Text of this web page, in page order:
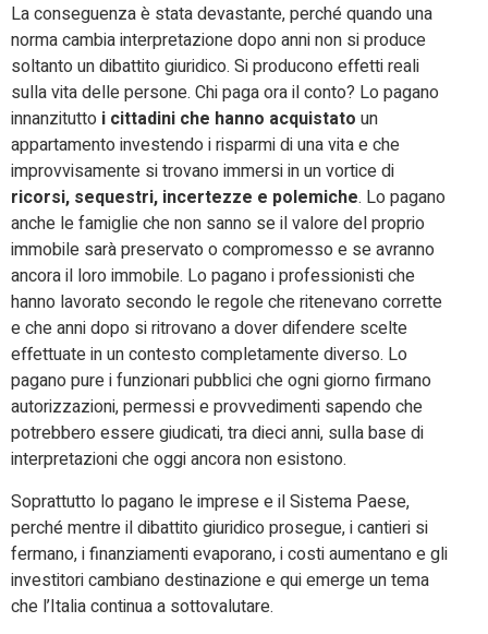
La conseguenza è stata devastante, perché quando una
norma cambia interpretazione dopo anni non si produce
soltanto un dibattito giuridico. Si producono effetti reali
sulla vita delle persone. Chi paga ora il conto? Lo pagano
innanzitutto i cittadini che hanno acquistato un
appartamento investendo i risparmi di una vita e che
improvvisamente si trovano immersi in un vortice di
ricorsi, sequestri, incertezze e polemiche. Lo pagano
anche le famiglie che non sanno se il valore del proprio
immobile sarà preservato o compromesso e se avranno
ancora il loro immobile. Lo pagano i professionisti che
hanno lavorato secondo le regole che ritenevano corrette
e che anni dopo si ritrovano a dover difendere scelte
effettuate in un contesto completamente diverso. Lo
pagano pure i funzionari pubblici che ogni giorno firmano
autorizzazioni, permessi e provvedimenti sapendo che
potrebbero essere giudicati, tra dieci anni, sulla base di
interpretazioni che oggi ancora non esistono.
Soprattutto lo pagano le imprese e il Sistema Paese,
perché mentre il dibattito giuridico prosegue, i cantieri si
fermano, i finanziamenti evaporano, i costi aumentano e gli
investitori cambiano destinazione e qui emerge un tema
che l’Italia continua a sottovalutare.